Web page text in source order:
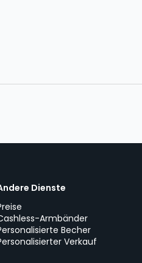
Dienste
Armbänder
Becher
Verkauf